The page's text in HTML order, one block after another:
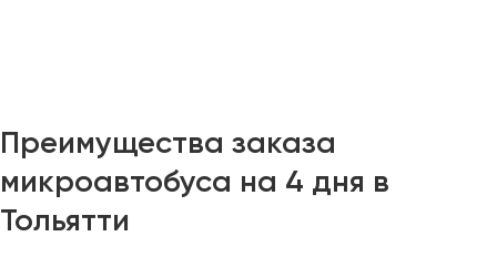
Преимущества заказа
микроавтобуса на 4 дня в
Тольятти